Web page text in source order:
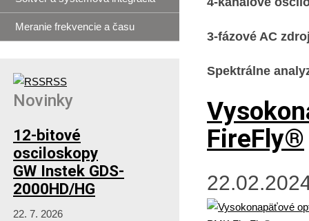
3-fázové AC
Spektrálne
FireFly®
Meranie frekvencie a času
RSS
Novinky
12-bitové
osciloskopy
GW Instek GDS-
2000HD/HG
22. 7. 2026